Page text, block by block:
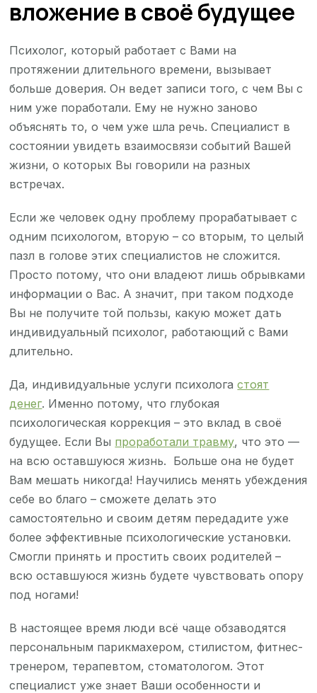
вложение в своё будущее
Психолог, который работает с Вами на
протяжении длительного времени, вызывает
больше доверия. Он ведет записи того, с чем Вы с
ним уже поработали. Ему не нужно заново
объяснять то, о чем уже шла речь. Специалист в
состоянии увидеть взаимосвязи событий Вашей
жизни, о которых Вы говорили на разных
встречах.
Если же человек одну проблему прорабатывает с
одним психологом, вторую – со вторым, то целый
пазл в голове этих специалистов не сложится.
Просто потому, что они владеют лишь обрывками
информации о Вас. А значит, при таком подходе
Вы не получите той пользы, какую может дать
индивидуальный психолог, работающий с Вами
длительно.
Да, индивидуальные услуги психологастоят
денег. Именно потому, что глубокая
психологическая коррекция – это вклад в своё
будущее. Если Вы проработали травму, что это —
на всю оставшуюся жизнь. Больше она не будет
Вам мешать никогда! Научились менять убеждения
себе во благо – сможете делать это
самостоятельно и своим детям передадите уже
более эффективные психологические установки.
Смогли принять и простить своих родителей –
всю оставшуюся жизнь будете чувствовать опору
под ногами!
В настоящее время люди всё чаще обзаводятся
персональным парикмахером, стилистом, фитнес-
тренером, терапевтом, стоматологом. Этот
специалист уже знает Ваши особенности и